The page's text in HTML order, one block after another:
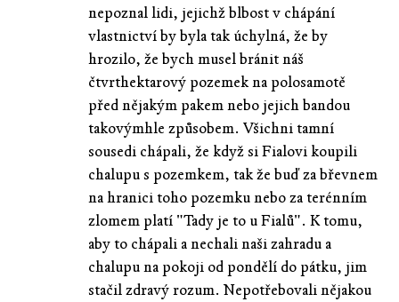
nepoznal lidi, jejichž blbost v chápání
vlastnictví by byla tak úchylná, že by
hrozilo, že bych musel bránit náš
čtvrthektarový pozemek na polosamotě
před nějakým pakem nebo jejich bandou
takovýmhle způsobem. Všichni tamní
sousedi chápali, že když si Fialovi koupili
chalupu s pozemkem, tak že buď za břevnem
na hranici toho pozemku nebo za terénním
zlomem platí "Tady je to u Fialů". K tomu,
aby to chápali a nechali naši zahradu a
chalupu na pokoji od pondělí do pátku, jim
stačil zdravý rozum. Nepotřebovali nějakou